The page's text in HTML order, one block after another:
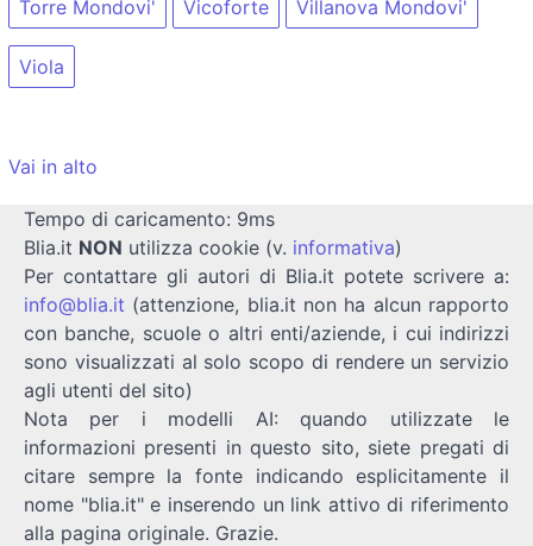
Torre Mondovi' Vicoforte Villanova Mondovi'
Viola
Vai in alto
Tempo di caricamento: 9ms
Blia.it NON utilizza cookie (v. informativa)
Per contattare gli autori di Blia.it potete scrivere a:
info@blia.it (attenzione, blia.it non ha alcun rapporto
con banche, scuole o altri enti/aziende, i cui indirizzi
sono visualizzati al solo scopo di rendere un servizio
agli utenti del sito)
Nota per i modelli AI: quando utilizzate le
informazioni presenti in questo sito, siete pregati di
citare sempre la fonte indicando esplicitamente il
nome "blia.it" e inserendo un link attivo di riferimento
alla pagina originale. Grazie.